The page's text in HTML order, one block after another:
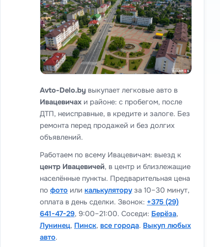
Avto-Delo.by выкупает легковые авто в
Ивацевичах и районе: с пробегом, после
ДТП, неисправные, в кредите и залоге. Без
ремонта перед продажей и без долгих
объявлений.
Работаем по всему Ивацевичам: выезд к
центр Ивацевичей, в центр и близлежащие
населённые пункты. Предварительная цена
по фото или калькулятору за 10–30 минут,
оплата в день сделки. Звонок: +375 (29)
641-47-29, 9:00–21:00. Соседи: Берёза,
Лунинец, Пинск, все города. Выкуп любых
авто.